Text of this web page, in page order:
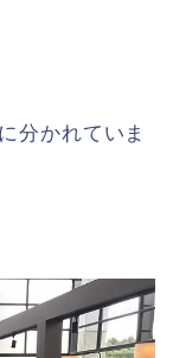
分かれていま